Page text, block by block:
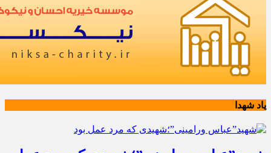
یاد شهدا